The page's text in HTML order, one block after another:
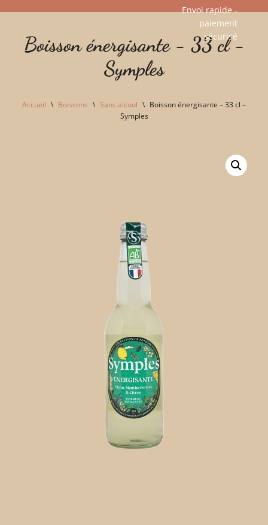
Envoi rapide -
paiement
sécurisé​
Boisson énergisante - 33 cl -
Symples
Accueil \ Boissons \ Sans alcool \ Boisson énergisante – 33 cl –
Symples